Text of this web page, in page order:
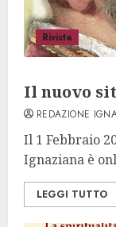
Rivista
Il nuovo
REDAZIONE
Il 1 Febbraio
Ignaziana è
LEGGI TUTTO